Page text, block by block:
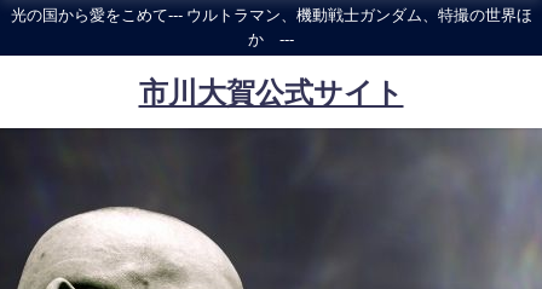
光の国から愛をこめて--- ウルトラマン、機動戦士ガンダム、特撮の世界ほ
か ---
市川大賀公式サイト